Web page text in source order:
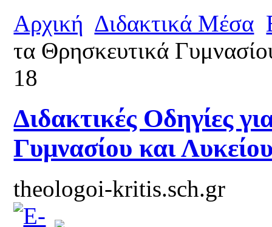
Αρχική Διδακτικά Μέσα
τα Θρησκευτικά
18
Διδακτικές Οδηγίες
Γυμνασίου και
theologoi-kritis.sch.gr